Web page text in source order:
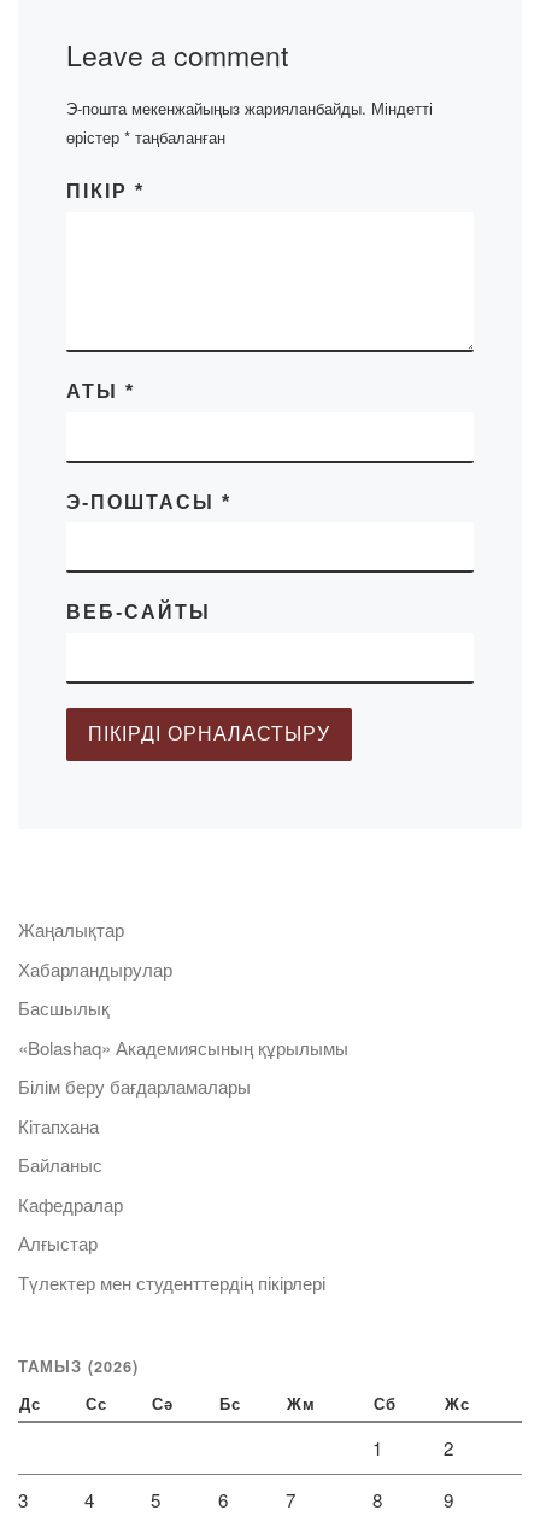
Leave a comment
Э-пошта мекенжайыңыз жарияланбайды. Міндетті
өрістер * таңбаланған
ПІКІР *
АТЫ *
Э-ПОШТАСЫ *
ВЕБ-САЙТЫ
Жаңалықтар
Хабарландырулар
Басшылық
«Bolashaq» Академиясының құрылымы
Білім беру бағдарламалары
Кітапхана
Байланыс
Кафедралар
Алғыстар
Түлектер мен студенттердің пікірлері
ТАМЫЗ (2026)
Дс Сс Сә Бс Жм Сб Жс
1 2
3 4 5 6 7 8 9